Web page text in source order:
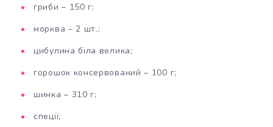
гриби – 150 г;
морква – 2 шт.;
цибулина біла велика;
горошок консервований – 100 г;
шинка – 310 г;
спеції;